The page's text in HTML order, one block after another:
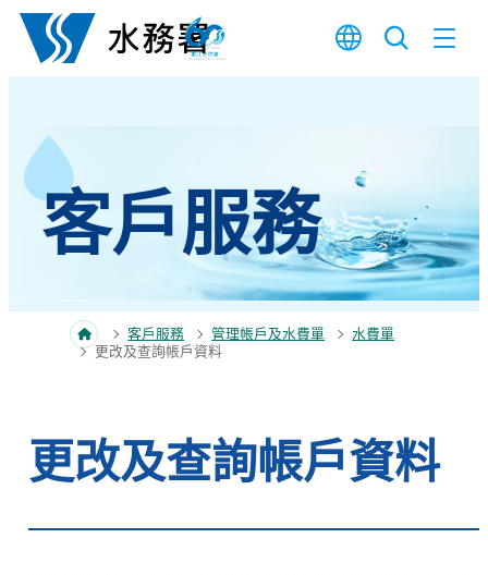
跳至內容
客戶服務
客戶服務 管理帳戶及水費單
水費單
更改及查詢帳戶資料
更改及查詢帳戶資料